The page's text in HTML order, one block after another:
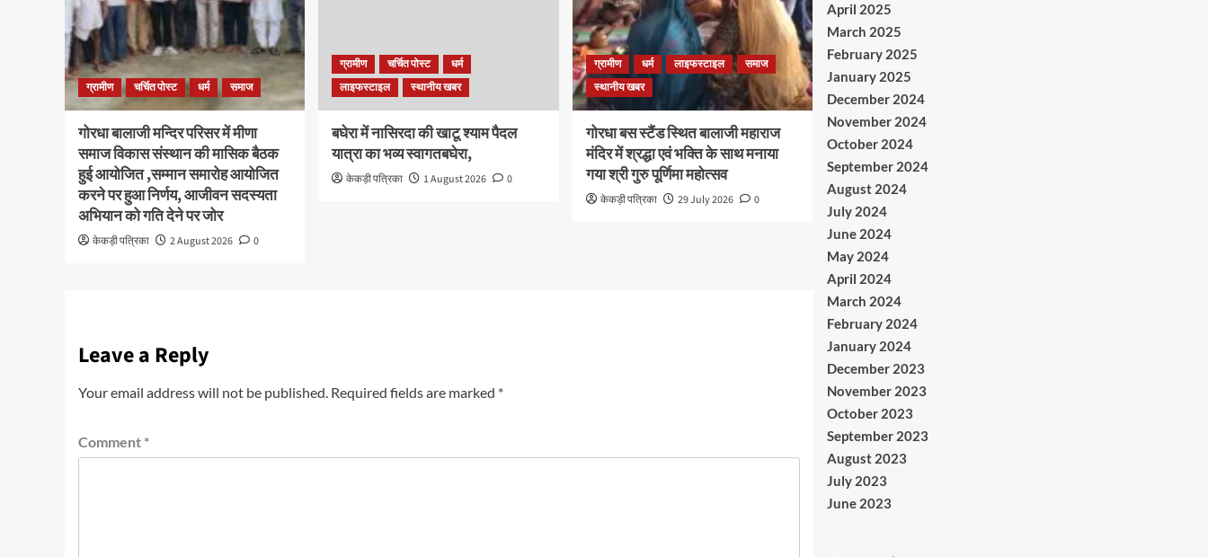
ग्रामीण चर्चित पोस्ट धर्म समाज
गोरधा बालाजी मन्दिर परिसर में मीणा
समाज विकास संस्थान की मासिक बैठक
हुई आयोजित ,सम्मान समारोह आयोजित
करने पर हुआ निर्णय, आजीवन सदस्यता
अभियान को गति देने पर जोर
केकड़ी पत्रिका 2 August 2026 0
ग्रामीण चर्चित पोस्ट
धर्म
लाइफस्टाइल
स्थानीय खबर
बघेरा में नासिरदा की खाटू श्याम पैदल
यात्रा का भव्य स्वागतबघेरा,
केकड़ी पत्रिका 1 August 2026 0
ग्रामीण धर्म लाइफस्टाइल
समाज
स्थानीय खबर
गोरधा बस स्टैंड स्थित बालाजी महाराज
मंदिर में श्रद्धा एवं भक्ति के साथ मनाया
गया श्री गुरु पूर्णिमा महोत्सव
केकड़ी पत्रिका 29 July 2026 0
Leave a Reply
Your email address will not be published. Required fields are marked *
Comment *
April 2025
March 2025
February 2025
January 2025
December 2024
November 2024
October 2024
September 2024
August 2024
July 2024
June 2024
May 2024
April 2024
March 2024
February 2024
January 2024
December 2023
November 2023
October 2023
September 2023
August 2023
July 2023
June 2023